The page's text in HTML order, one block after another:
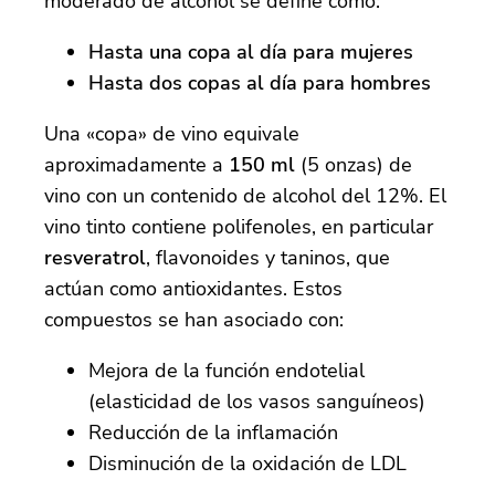
Hasta una copa al día para mujeres
Hasta dos copas al día para hombres
Una «copa» de vino equivale
aproximadamente a 150 ml (5 onzas) de
vino con un contenido de alcohol del 12%. El
vino tinto contiene polifenoles, en particular
resveratrol, flavonoides y taninos, que
actúan como antioxidantes. Estos
compuestos se han asociado con:
Mejora de la función endotelial
(elasticidad de los vasos sanguíneos)
Reducción de la inflamación
Disminución de la oxidación de LDL